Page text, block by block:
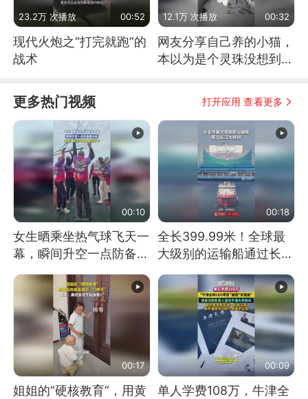
23.2万 次播放 00:52
现代火炮之“打完就跑”的
战术
12.1万 次播放 00:32
网友分享自己养的小猫，
本以为是个灵珠没想到是
更多热门视频 打开应用 查看更多
00:10
女生晒乘坐热气球飞天一
幕，瞬间升空一点防备都
00:18
全长399.99米！全球最
大级别的运输船通过长江
00:17
姐姐的“硬核教育”，用黄
00:09
单人学费108万，牛津全